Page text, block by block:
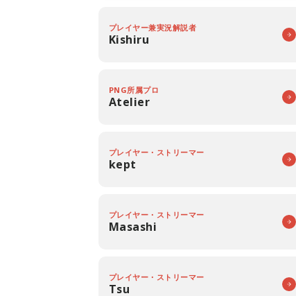
プレイヤー兼実況解説者
Kishiru
PNG所属プロ
Atelier
プレイヤー・ストリーマー
kept
プレイヤー・ストリーマー
Masashi
プレイヤー・ストリーマー
Tsu